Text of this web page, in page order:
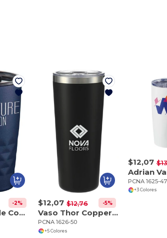
-2%
Mini Vaso K de Cobre Aislado al Vacío 14oz
$12,07 $12,76 -5%
Vaso Thor Copper aislado al vacío 22oz
PCNA 1626-50
+5 Colores
$12,07
PCNA 1625-47
+3 Colores